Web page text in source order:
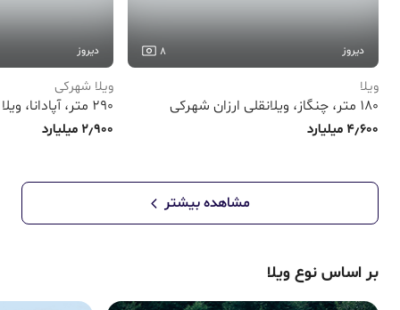
دیروز 8
ویلا
180 متر، چنگاز، ویلانقلی ارزان شهرکی
4٫600 میلیارد
دیروز
ویلا شهرکی
2٫900 میلیارد
مشاهده بیشتر
بر اساس نوع ویلا